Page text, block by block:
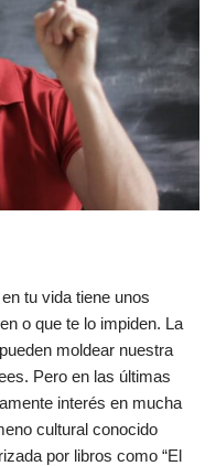
tu vida tiene unos
o que te lo impiden. La
moldear nuestra
Pero en las últimas
interés en mucha
cultural conocido
por libros como “El